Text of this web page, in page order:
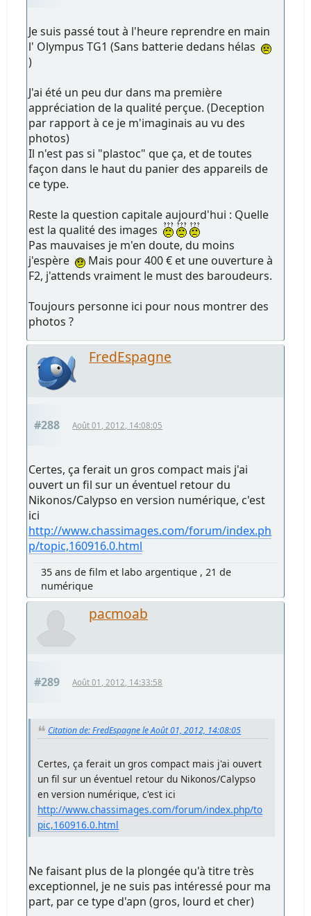
Je suis passé tout à l'heure reprendre en main
l' Olympus TG1 (Sans batterie dedans hélas
)
J'ai été un peu dur dans ma première
appréciation de la qualité perçue. (Deception
par rapport à ce je m'imaginais au vu des
photos)
Il n'est pas si "plastoc" que ça, et de toutes
façon dans le haut du panier des appareils de
ce type.
Reste la question capitale aujourd'hui : Quelle
est la qualité des images
Pas mauvaises je m'en doute, du moins
j'espère
Mais pour 400 € et une ouverture à
F2, j'attends vraiment le must des baroudeurs.
Toujours personne ici pour nous montrer des
photos ?
FredEspagne
#288 Août 01, 2012, 14:08:05
Certes, ça ferait un gros compact mais j'ai
ouvert un fil sur un éventuel retour du
Nikonos/Calypso en version numérique, c'est
ici
http://www.chassimages.com/forum/index.ph
p/topic,160916.0.html
35 ans de film et labo argentique , 21 de
numérique
pacmoab
#289 Août 01, 2012, 14:33:58
Citation de: FredEspagne le Août 01, 2012, 14:08:05
Certes, ça ferait un gros compact mais j'ai ouvert
un fil sur un éventuel retour du Nikonos/Calypso
en version numérique, c'est ici
http://www.chassimages.com/forum/index.php/to
pic,160916.0.html
Ne faisant plus de la plongée qu'à titre très
exceptionnel, je ne suis pas intéressé pour ma
part, par ce type d'apn (gros, lourd et cher)